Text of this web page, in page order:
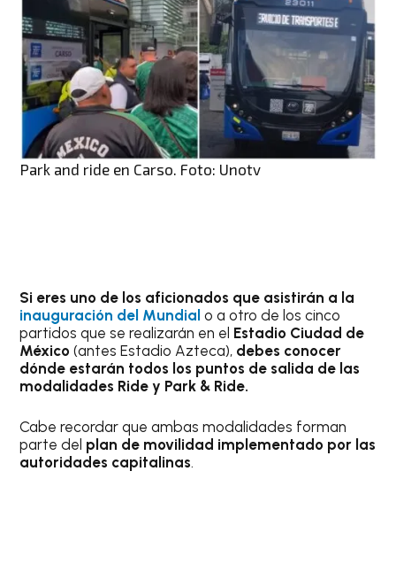
Park and ride en Carso. Foto: Unotv
Si eres uno de los aficionados que asistirán a la
inauguración del Mundial o a otro de los cinco
partidos que se realizarán en el Estadio Ciudad de
México (antes Estadio Azteca), debes conocer
dónde estarán todos los puntos de salida de las
modalidades Ride y Park & Ride.
Cabe recordar que ambas modalidades forman
parte del plan de movilidad implementado por las
autoridades capitalinas.